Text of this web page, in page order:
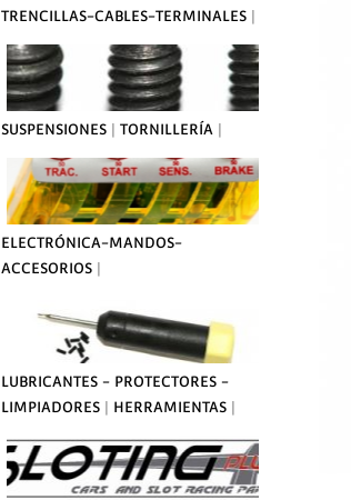
TRENCILLAS-CABLES-TERMINALES
SUSPENSIONES TORNILLERÍA
ELECTRÓNICA-MANDOS-
ACCESORIOS
LUBRICANTES - PROTECTORES -
LIMPIADORES
HERRAMIENTAS